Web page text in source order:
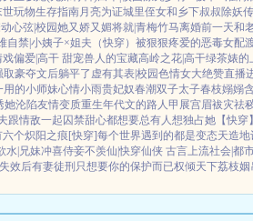
世玩物生存指南月亮为证城里侄女和乡下叔叔除妖
心弦|校园她又娇又媚将就|青梅竹马离婚前一天和
自禁|小姨子×姐夫 （快穿）被狠狠疼爱的恶毒女配
戏偏爱|高干 甜宠兽人的宝藏高岭之花|高干绿茶婊的
取豪夺文后躺平了 虚有其表|校园色情女大绝赞直播
用的小师妹心情小雨贵妃奴春潮双子太子春枝嫋嫋
她沦陷友情变质重生年代文的路人甲 展宫眉袚灾祛
跟情敌一起囚禁甜心都想要总有人想独占她 【快
个炽阳之痕 [快穿]每个世界遇到的都是变态天造地
水|兄妹冲喜侍妾不羡仙|快穿仙侠 古言上流社会|都
效后有妻徒刑 只想要你的保护而已权倾天下荔枝姻